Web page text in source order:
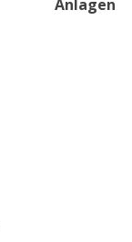
Anlagen